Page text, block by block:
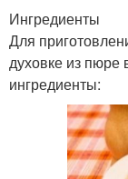
Ингредиенты
Для
духовке из
ингредиенты: